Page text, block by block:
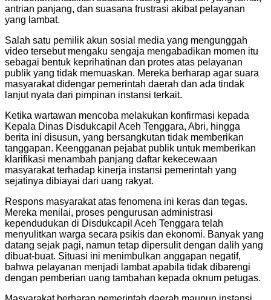
antrian panjang, dan suasana frustrasi akibat pelayanan
yang lambat.
Salah satu pemilik akun sosial media yang mengunggah
video tersebut mengaku sengaja mengabadikan momen itu
sebagai bentuk keprihatinan dan protes atas pelayanan
publik yang tidak memuaskan. Mereka berharap agar suara
masyarakat didengar pemerintah daerah dan ada tindak
lanjut nyata dari pimpinan instansi terkait.
Ketika wartawan mencoba melakukan konfirmasi kepada
Kepala Dinas Disdukcapil Aceh Tenggara, Abri, hingga
berita ini disusun, yang bersangkutan tidak memberikan
tanggapan. Keengganan pejabat publik untuk memberikan
klarifikasi menambah panjang daftar kekecewaan
masyarakat terhadap kinerja instansi pemerintah yang
sejatinya dibiayai dari uang rakyat.
Respons masyarakat atas fenomena ini keras dan tegas.
Mereka menilai, proses pengurusan administrasi
kependudukan di Disdukcapil Aceh Tenggara telah
menyulitkan warga secara psikis dan ekonomi. Banyak yang
datang sejak pagi, namun tetap dipersulit dengan dalih yang
dibuat-buat. Situasi ini menimbulkan anggapan negatif,
bahwa pelayanan menjadi lambat apabila tidak dibarengi
dengan pemberian uang tambahan kepada oknum petugas.